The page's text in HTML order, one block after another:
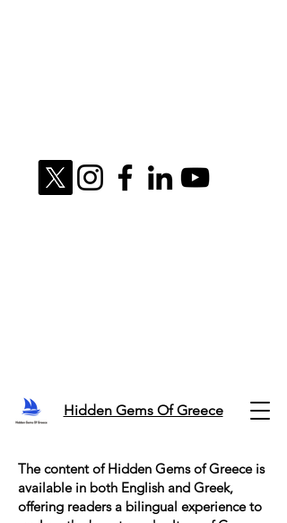
Hidden Gems Of Greece
The content of Hidden Gems of Greece is
available in both English and Greek,
offering readers a bilingual experience to